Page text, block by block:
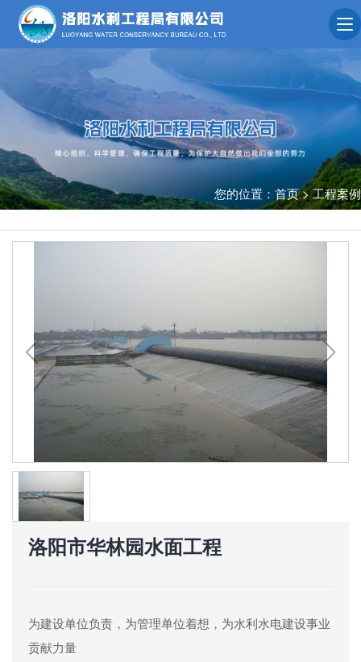
您的位置： 首页>工程案例
洛阳市华林园水面工程
为建设单位负责，为管理单位着想，为水利水电建设事业
贡献力量